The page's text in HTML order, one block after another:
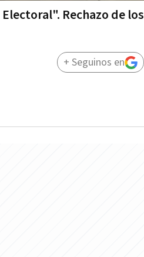
Rechazo de los
+ Seguinos en